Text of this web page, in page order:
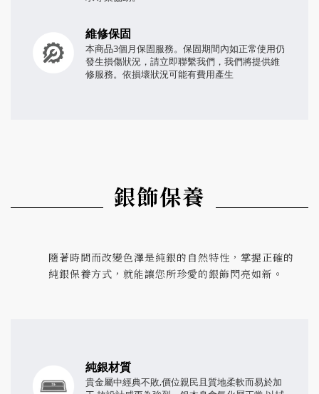
維修保固
本商品3個月保固服務。保固期間內如正常使用仍
發生損傷狀況，請立即聯繫我們，我們將提供維
修服務。依損壞狀況可能有費用產生
銀飾保養
隨著時間而改變色澤是純銀的自然特性，掌握正確的
純銀保養方式，就能讓您所珍愛的銀飾閃亮如新。
純銀材質
貴金屬中經典不敗,價位親民且質地柔軟而易於加